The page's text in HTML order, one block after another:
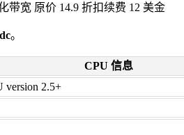
带宽 原价 14.9 折扣续费 12 美金
。
CPU 信息
version 2.5+